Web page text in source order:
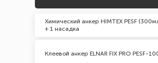
Химический анкер HIMTEX PESF
+ 1 насадка
Клеевой анкер ELNAR FIX PRO PESF-